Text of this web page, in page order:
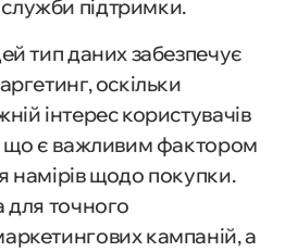
підтримки.
тип даних забезпечує
оскільки
інтерес користувачів
що є важливим фактором
намірів щодо покупки.
точного
кампаній, а